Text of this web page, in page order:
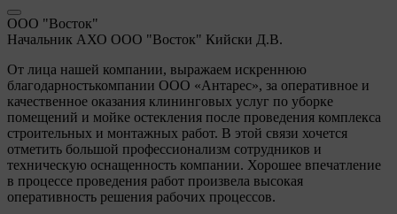
ООО "Восток"
Начальник АХО ООО "Восток" Кийски Д.В.
От лица нашей компании, выражаем искреннюю
благодарностькомпании ООО «Антарес», за оперативное и
качественное оказания клининговых услуг по уборке
помещений и мойке остекления после проведения комплекса
строительных и монтажных работ. В этой связи хочется
отметить большой профессионализм сотрудников и
техническую оснащенность компании. Хорошее впечатление
в процессе проведения работ произвела высокая
оперативность решения рабочих процессов.